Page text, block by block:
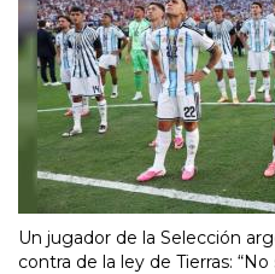
Un jugador de la Selección
contra de la ley de Tierras: